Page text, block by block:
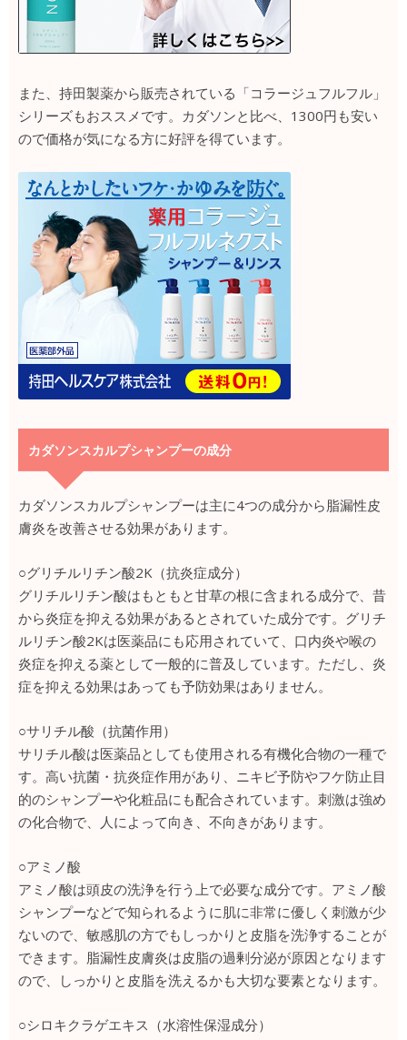
また、持田製薬から販売されている「コラージュフルフル」
シリーズもおススメです。カダソンと比べ、1300円も安い
ので価格が気になる方に好評を得ています。
カダソンスカルプシャンプーの成分
カダソンスカルプシャンプーは主に4つの成分から脂漏性皮
膚炎を改善させる効果があります。
○グリチルリチン酸2K（抗炎症成分）
グリチルリチン酸はもともと甘草の根に含まれる成分で、昔
から炎症を抑える効果があるとされていた成分です。グリチ
ルリチン酸2Kは医薬品にも応用されていて、口内炎や喉の
炎症を抑える薬として一般的に普及しています。ただし、炎
症を抑える効果はあっても予防効果はありません。
○サリチル酸（抗菌作用）
サリチル酸は医薬品としても使用される有機化合物の一種で
す。高い抗菌・抗炎症作用があり、ニキビ予防やフケ防止目
的のシャンプーや化粧品にも配合されています。刺激は強め
の化合物で、人によって向き、不向きがあります。
○アミノ酸
アミノ酸は頭皮の洗浄を行う上で必要な成分です。アミノ酸
シャンプーなどで知られるように肌に非常に優しく刺激が少
ないので、敏感肌の方でもしっかりと皮脂を洗浄することが
できます。脂漏性皮膚炎は皮脂の過剰分泌が原因となります
ので、しっかりと皮脂を洗えるかも大切な要素となります。
○シロキクラゲエキス（水溶性保湿成分）